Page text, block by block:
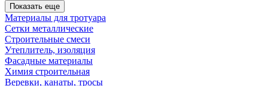
Показать еще
Материалы для тротуара
Сетки металлические
Строительные смеси
Утеплитель, изоляция
Фасадные материалы
Химия строительная
Веревки, канаты, тросы